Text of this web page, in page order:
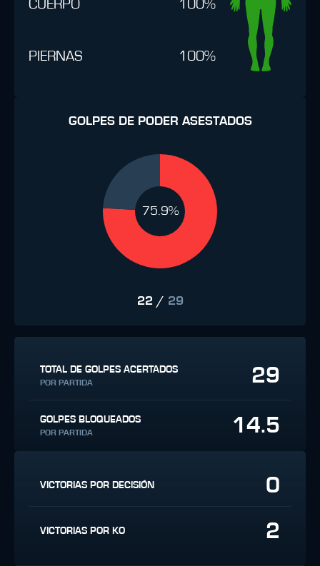
CUERPO 100%
PIERNAS 100%
GOLPES DE PODER ASESTADOS
75.9%
22 / 29
TOTAL DE GOLPES ACERTADOS
POR PARTIDA 29
GOLPES BLOQUEADOS
POR PARTIDA 14.5
VICTORIAS POR DECISIÓN 0
VICTORIAS POR KO 2